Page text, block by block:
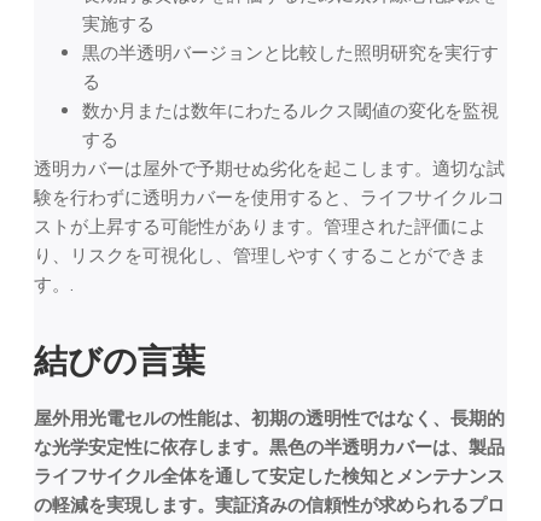
実施する
黒の半透明バージョンと比較した照明研究を実行す
る
数か月または数年にわたるルクス閾値の変化を監視
する
透明カバーは屋外で予期せぬ劣化を起こします。適切な試
験を行わずに透明カバーを使用すると、ライフサイクルコ
ストが上昇する可能性があります。管理された評価によ
り、リスクを可視化し、管理しやすくすることができま
す。.
結びの言葉
屋外用光電セルの性能は、初期の透明性ではなく、長期的
な光学安定性に依存します。黒色の半透明カバーは、製品
ライフサイクル全体を通して安定した検知とメンテナンス
の軽減を実現します。実証済みの信頼性が求められるプロ